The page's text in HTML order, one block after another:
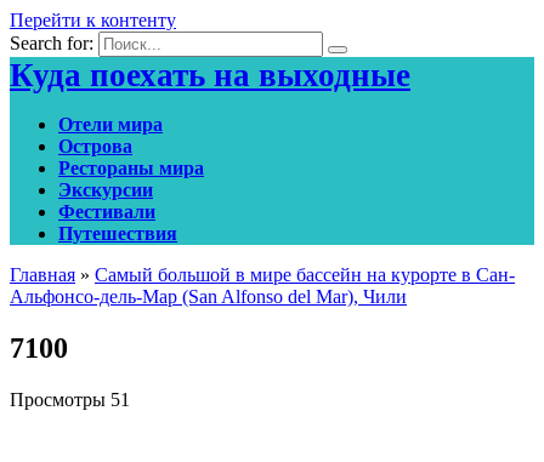
Перейти к контенту
Search for:
Куда поехать на выходные
Отели мира
Острова
Рестораны мира
Экскурсии
Фестивали
Путешествия
Главная » Самый большой в мире бассейн на курорте в Сан-
Альфонсо-дель-Мар (San Alfonso del Mar), Чили
7100
Просмотры 51